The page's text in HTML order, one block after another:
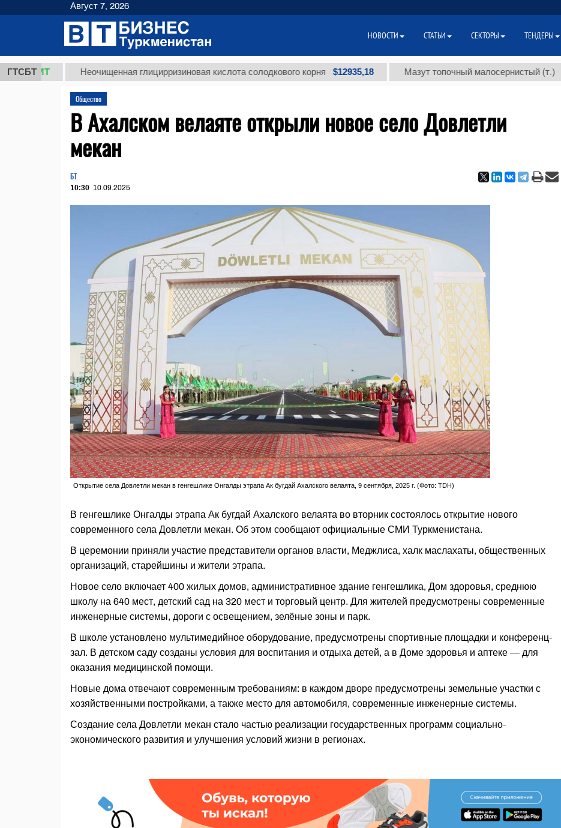
ГТСБТ
ТМТ Неочищенная глицирризиновая кислота солодкового корня $12935,18 Мазут топочный малосернистый (т.) $300
Общество
В Ахалском велаяте открыли новое село Довлетли
мекан
БТ
10:30 10.09.2025
Открытие села Довлетли мекан в генгешлике Онгалды этрапа Ак бугдай Ахалского велаята, 9 сентября, 2025 г. (Фото: TDH)
В генгешлике Онгалды этрапа Ак бугдай Ахалского велаята во вторник состоялось открытие нового
современного села Довлетли мекан. Об этом сообщают официальные СМИ Туркменистана.
В церемонии приняли участие представители органов власти, Меджлиса, халк маслахаты, общественных
организаций, старейшины и жители этрапа.
Новое село включает 400 жилых домов, административное здание генгешлика, Дом здоровья, среднюю
школу на 640 мест, детский сад на 320 мест и торговый центр. Для жителей предусмотрены современные
инженерные системы, дороги с освещением, зелёные зоны и парк.
В школе установлено мультимедийное оборудование, предусмотрены спортивные площадки и конференц-
зал. В детском саду созданы условия для воспитания и отдыха детей, а в Доме здоровья и аптеке — для
оказания медицинской помощи.
Новые дома отвечают современным требованиям: в каждом дворе предусмот­рены земельные участки с
хозяйственными постройками, а также место для автомобиля, современные инженерные системы.
Создание села Довлетли мекан стало частью реализации государственных программ социально-
экономического развития и улучшения условий жизни в регионах.
Август 7, 2026
НОВОСТИ СТАТЬИ СЕКТОРЫ ТЕНДЕРЫ